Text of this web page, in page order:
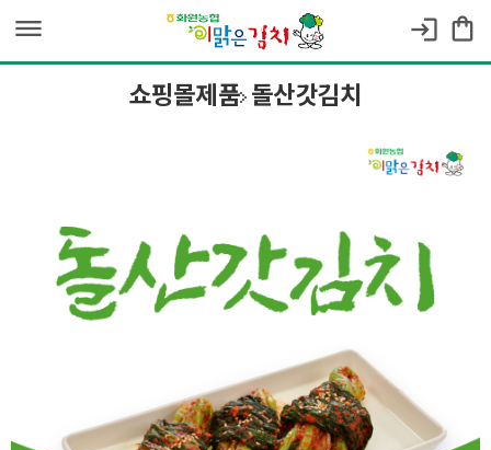
dehaze login shopping_bag
쇼핑몰제품돌산갓김치